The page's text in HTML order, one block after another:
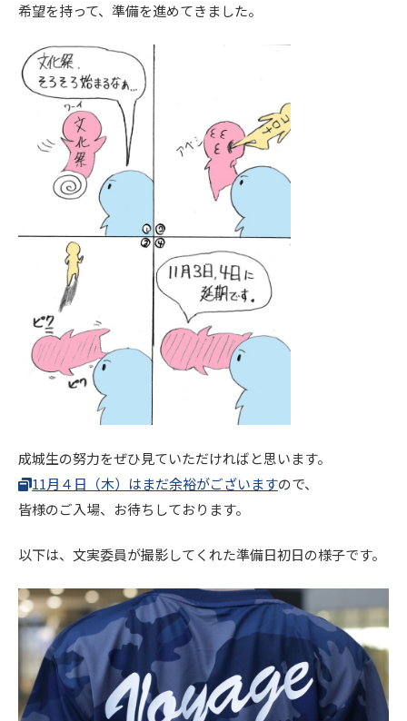
希望を持って、準備を進めてきました。
成城生の努力をぜひ見ていただければと思います。
11月４日（木）はまだ余裕がございますので、
皆様のご入場、お待ちしております。
以下は、文実委員が撮影してくれた準備日初日の様子です。